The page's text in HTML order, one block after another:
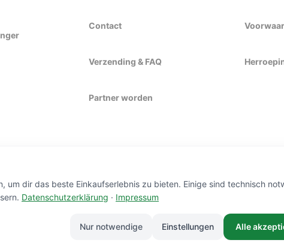
Contact
Verzending & FAQ
Partner worden
um dir das beste Einkaufserlebnis zu bieten. Einige sind technisch
Datenschutzerklärung · Impressum
Nur notwendige Einstellungen Alle